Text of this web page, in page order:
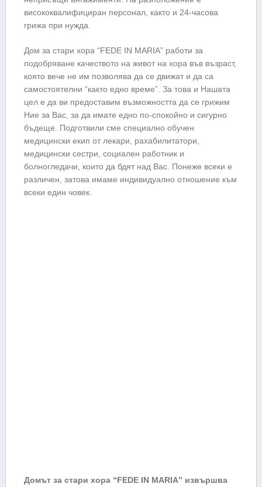
висококвалифициран персонал, както и 24-часова
грижа при нужда.
Дом за стари хора “FEDE IN MARIA” работи за
подобряване качеството на живот на хора във възраст,
която вече не им позволява да се движат и да са
самостоятелни “както едно време”. За това и Нашата
цел е да ви предоставим възможността да се грижим
Ние за Вас, за да имате едно по-спокойно и сигурно
бъдеще. Подготвили сме специално обучен
медицински екип от лекари, рахабилитатори,
медицински сестри, социален работник и
болногледачи, които да бдят над Вас. Понеже всеки е
различен, затова имаме индивидуално отношение към
всеки един човек.
Домът за стари хора “FEDE IN MARIA” извършва